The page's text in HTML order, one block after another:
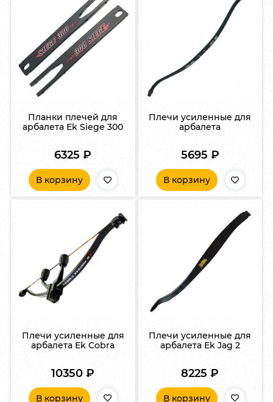
Планки плечей для
арбалета Ek Siege 300
6325₽
В корзину
Плечи усиленные для
арбалета
5695 ₽
В корзину
Плечи усиленные для
арбалета Ek Cobra
10350₽
В корзину
Плечи усиленные для
арбалета Ek Jag 2
8225₽
В корзину